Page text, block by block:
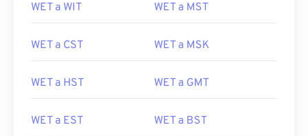
WET a WIT WET a MST
WET a CST WET a MSK
WET a HST WET a GMT
WET a EST WET a BST